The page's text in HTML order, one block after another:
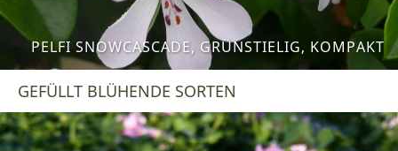
PELFI SNOWCASCADE, GRÜNSTIELIG, KOMPAKT
GEFÜLLT BLÜHENDE SORTEN